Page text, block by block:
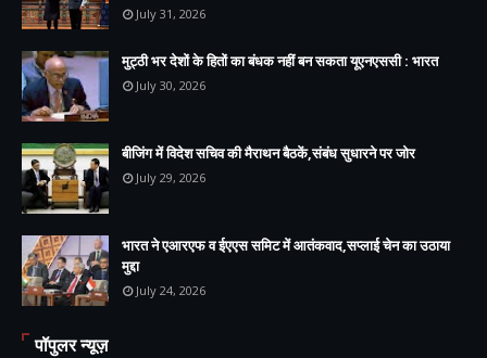
July 31, 2026
मुट्ठी भर देशों के हितों का बंधक नहीं बन सकता यूएनएससी : भारत
July 30, 2026
बीजिंग में विदेश सचिव की मैराथन बैठकें,संबंध सुधारने पर जोर
July 29, 2026
भारत ने एआरएफ व ईएएस समिट में आतंकवाद,सप्लाई चेन का उठाया
मुद्दा
July 24, 2026
पॉपुलर न्यूज़